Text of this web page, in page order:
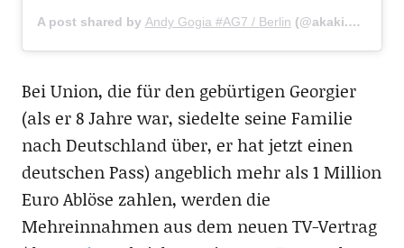
A post shared by Andy Gogia #AG7 / Berlin (@akaki.gogia) on
Bei Union, die für den gebürtigen Georgier
(als er 8 Jahre war, siedelte seine Familie
nach Deutschland über, er hat jetzt einen
deutschen Pass) angeblich mehr als 1 Million
Euro Ablöse zahlen, werden die
Mehreinnahmen aus dem neuen TV-Vertrag